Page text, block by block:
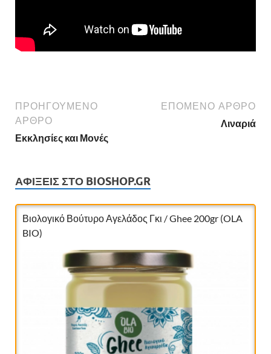
ΠΡΟΗΓΟΎΜΕΝΟ
ΆΡΘΡΟ
Εκκλησίες και Μονές
ΕΠΌΜΕΝΟ ΆΡΘΡΟ
Λιναριά
ΑΦΊΞΕΙΣ ΣΤΟ BIOSHOP.GR
Νιφάδες από σιτάρι Ζέας ολικής bio 400gr
(Αντωνόπουλος)